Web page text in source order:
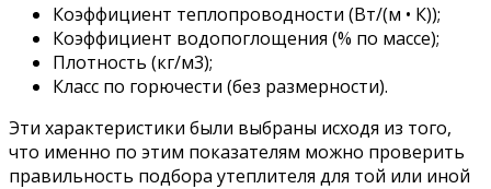
Коэффициент теплопроводности (Вт/(м • К));
Коэффициент водопоглощения (% по массе);
Плотность (кг/м3);
Класс по горючести (без размерности).
Эти характеристики были выбраны исходя из того,
что именно по этим показателям можно проверить
правильность подбора утеплителя для той или иной